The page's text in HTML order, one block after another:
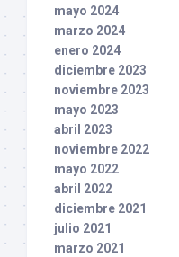
mayo 2024
marzo 2024
enero 2024
diciembre 2023
noviembre 2023
mayo 2023
abril 2023
noviembre 2022
mayo 2022
abril 2022
diciembre 2021
julio 2021
marzo 2021